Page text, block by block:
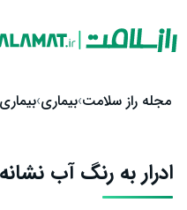
مجله راز سلامت بیماری
ادرار به رنگ آب